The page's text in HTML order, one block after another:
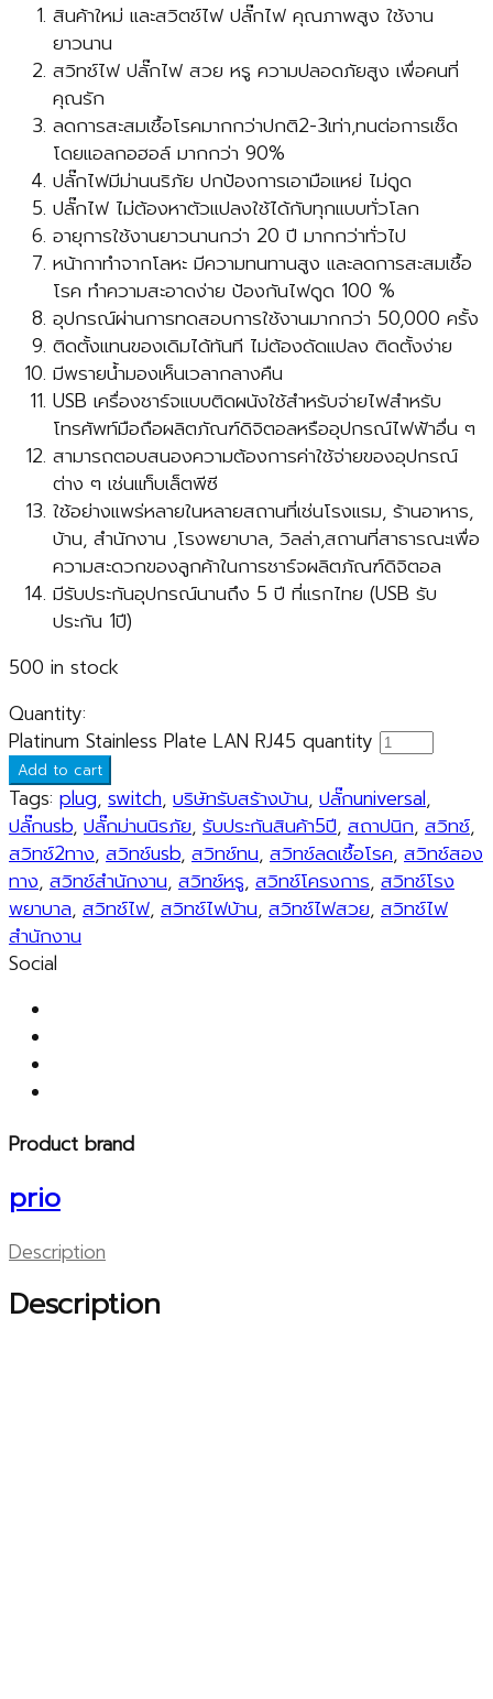
สินค้าใหม่ และสวิตช์ไฟ ปลั๊กไฟ คุณภาพสูง ใช้งาน
ยาวนาน
สวิทช์ไฟ ปลั๊กไฟ สวย หรู ความปลอดภัยสูง เพื่อคนที่
คุณรัก
ลดการสะสมเชื้อโรคมากกว่าปกติ2-3เท่า,ทนต่อการเช็ด
โดยแอลกอฮอล์ มากกว่า 90%
ปลั๊กไฟมีม่านนริภัย ปกป้องการเอามือแหย่ ไม่ดูด
ปลั๊กไฟ ไม่ต้องหาตัวแปลงใช้ได้กับทุกแบบทั่วโลก
อายุการใช้งานยาวนานกว่า 20 ปี มากกว่าทั่วไป
หน้ากาทำจากโลหะ มีความทนทานสูง และลดการสะสมเชื้อ
โรค ทำความสะอาดง่าย ป้องกันไฟดูด 100 %
อุปกรณ์ผ่านการทดสอบการใช้งานมากกว่า 50,000 ครั้ง
ติดตั้งแทนของเดิมได้ทันที ไม่ต้องดัดแปลง ติดตั้งง่าย
มีพรายน้ำมองเห็นเวลากลางคืน
USB เครื่องชาร์จแบบติดผนังใช้สำหรับจ่ายไฟสำหรับ
โทรศัพท์มือถือผลิตภัณฑ์ดิจิตอลหรืออุปกรณ์ไฟฟ้าอื่น ๆ
สามารถตอบสนองความต้องการค่าใช้จ่ายของอุปกรณ์
ต่าง ๆ เช่นแท็บเล็ตพีซี
ใช้อย่างแพร่หลายในหลายสถานที่เช่นโรงแรม, ร้านอาหาร,
บ้าน, สำนักงาน ,โรงพยาบาล, วิลล่า,สถานที่สาธารณะเพื่อ
ความสะดวกของลูกค้าในการชาร์จผลิตภัณฑ์ดิจิตอล
มีรับประกันอุปกรณ์นานถึง 5 ปี ที่แรกไทย (USB รับ
ประกัน 1ปี)
500 in stock
Quantity:
Platinum Stainless Plate LAN RJ45 quantity
Add to cart
Tags: plug, switch, บริษัทรับสร้างบ้าน, ปลั๊กuniversal,
ปลั๊กusb, ปลั๊กม่านนิรภัย, รับประกันสินค้า5ปี, สถาปนิก, สวิทช์,
สวิทช์2ทาง, สวิทช์usb, สวิทช์ทน, สวิทช์ลดเชื้อโรค, สวิทช์สอง
ทาง, สวิทช์สำนักงาน, สวิทช์หรู, สวิทช์โครงการ, สวิทช์โรง
พยาบาล, สวิทช์ไฟ, สวิทช์ไฟบ้าน, สวิทช์ไฟสวย, สวิทช์ไฟ
สำนักงาน
Social
Product brand
prio
Description
Description